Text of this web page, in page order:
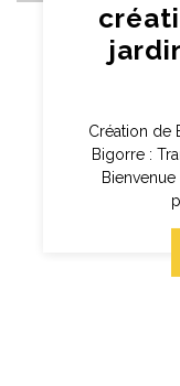
Création de
Bigorre :